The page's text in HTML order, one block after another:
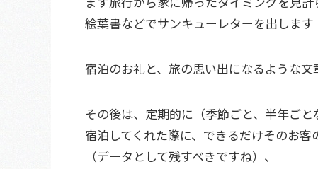
絵葉書などでサンキューレターを出します
宿泊のお礼と、旅の思い出になるような文
その後は、定期的に（季節ごと、半年ごと
宿泊してくれた際に、できるだけそのお
（データとして残すべきですね）、